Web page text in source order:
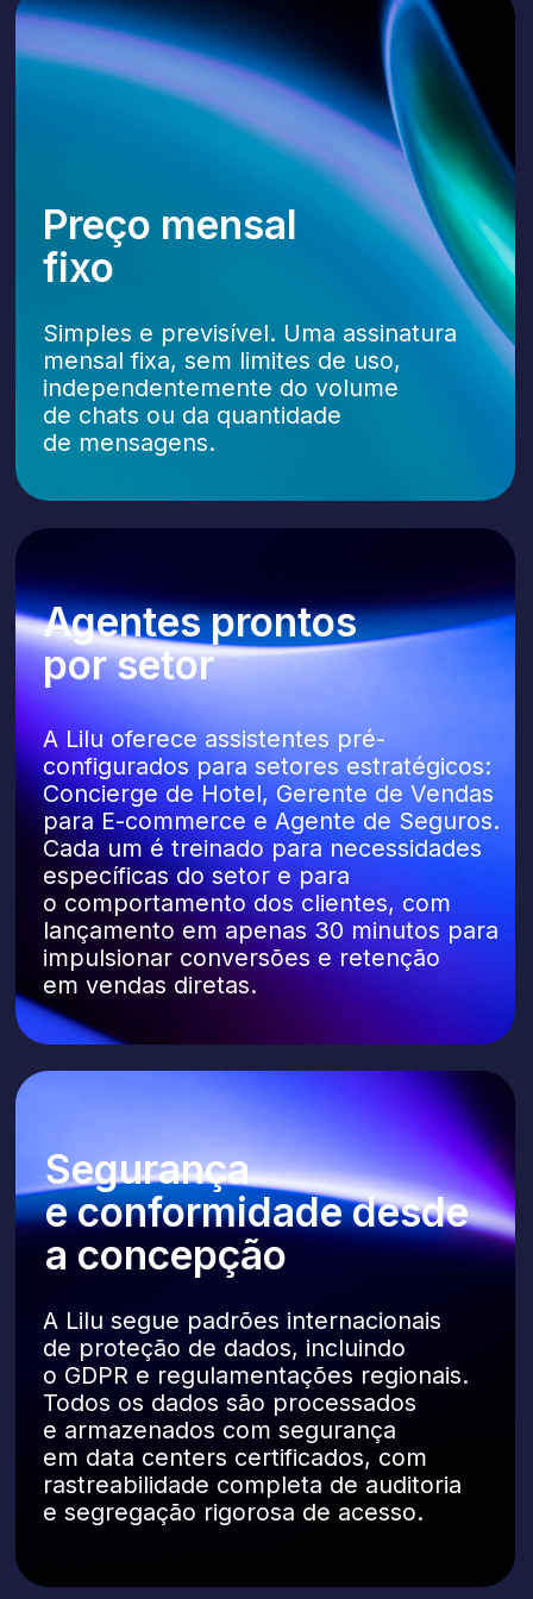
Cumprimos as leis de proteção de
dados aplicáveis.
Criptografia de dados em trânsito
e em repouso
Controle de acesso baseado
de atividades
Avaliações regulares de segurança
e revisões de conformidade
Procedimentos de resposta
a incidentes alinhados às melhores
Essas medidas garantem que suas
de forma legal, armazenadas com
segurança e tratadas com total
transparência, onde quer que sua empresa
opere.
Veja como seus
clientes podem se
conectar com
facilidade e quanto
tempo sua equipe
pode economizar.
Teste a Lilu no seu próprio ambiente
dias, incluindo configuração completa
e suporte
Como podemos
falar com você?
I acceptPrivacy policyand Terms of use.
SEND